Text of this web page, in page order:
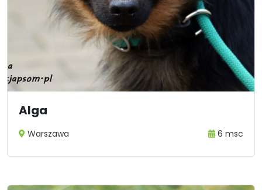
Alga
Warszawa 6 msc